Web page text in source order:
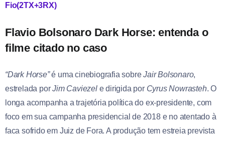
Fio(2TX+3RX)
Flavio Bolsonaro Dark Horse: entenda o
filme citado no caso
“Dark Horse”é uma cinebiografia sobreJair Bolsonaro,
estrelada porJim Caviezele dirigida por Cyrus Nowrasteh. O
longa acompanha a trajetória política do ex-presidente, com
foco em sua campanha presidencial de 2018 e no atentado à
faca sofrido em Juiz de Fora. A produção tem estreia prevista